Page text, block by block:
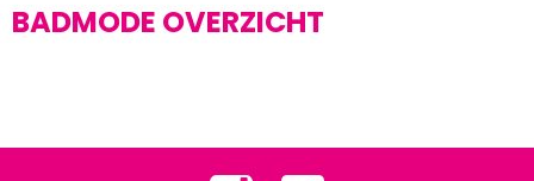
BADMODE OVERZICHT